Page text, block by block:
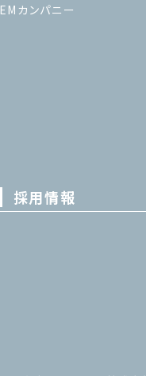
EMカンパニー
採用情報